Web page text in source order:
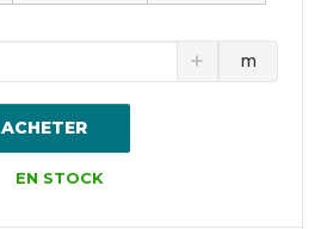
m
ACHETER
EN STOCK